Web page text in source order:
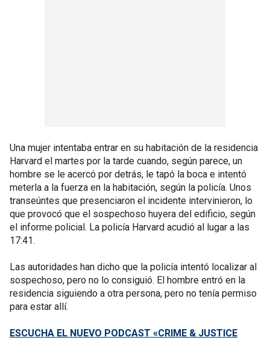
Una mujer intentaba entrar en su habitación de la residencia
Harvard el martes por la tarde cuando, según parece, un
hombre se le acercó por detrás, le tapó la boca e intentó
meterla a la fuerza en la habitación, según la policía. Unos
transeúntes que presenciaron el incidente intervinieron, lo
que provocó que el sospechoso huyera del edificio, según
el informe policial. La policía Harvard acudió al lugar a las
17:41.
Las autoridades han dicho que la policía intentó localizar al
sospechoso, pero no lo consiguió. El hombre entró en la
residencia siguiendo a otra persona, pero no tenía permiso
para estar allí.
ESCUCHA EL NUEVO PODCAST «CRIME & JUSTICE